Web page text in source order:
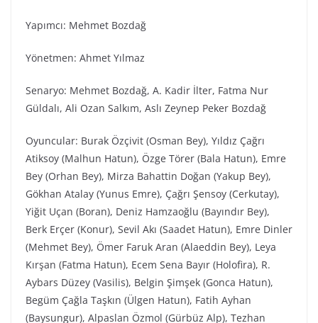
Yapımcı: Mehmet Bozdağ
Yönetmen: Ahmet Yılmaz
Senaryo: Mehmet Bozdağ, A. Kadir İlter, Fatma Nur
Güldalı, Ali Ozan Salkım, Aslı Zeynep Peker Bozdağ
Oyuncular: Burak Özçivit (Osman Bey), Yıldız Çağrı
Atiksoy (Malhun Hatun), Özge Törer (Bala Hatun), Emre
Bey (Orhan Bey), Mirza Bahattin Doğan (Yakup Bey),
Gökhan Atalay (Yunus Emre), Çağrı Şensoy (Cerkutay),
Yiğit Uçan (Boran), Deniz Hamzaoğlu (Bayındır Bey),
Berk Erçer (Konur), Sevil Akı (Saadet Hatun), Emre Dinler
(Mehmet Bey), Ömer Faruk Aran (Alaeddin Bey), Leya
Kırşan (Fatma Hatun), Ecem Sena Bayır (Holofira), R.
Aybars Düzey (Vasilis), Belgin Şimşek (Gonca Hatun),
Begüm Çağla Taşkın (Ülgen Hatun), Fatih Ayhan
(Baysungur), Alpaslan Özmol (Gürbüz Alp), Tezhan